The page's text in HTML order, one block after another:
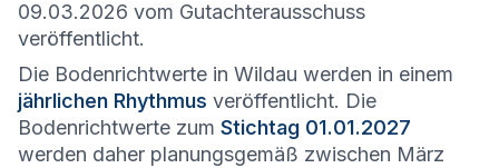
09.03.2026 vom Gutachterausschuss
veröffentlicht.
Die Bodenrichtwerte in Wildau werden in einem
jährlichen Rhythmus veröffentlicht. Die
Bodenrichtwerte zum Stichtag 01.01.2027
werden daher planungsgemäß zwischen März